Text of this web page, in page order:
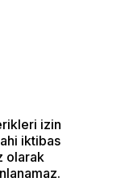
izin
iktibas
olarak